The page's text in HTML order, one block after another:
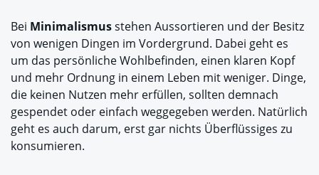
Bei Minimalismusstehen Aussortieren und der Besitz
von wenigen Dingen im Vordergrund. Dabei geht es
um das persönliche Wohlbefinden, einen klaren Kopf
und mehr Ordnung in einem Leben mit weniger. Dinge,
die keinen Nutzen mehr erfüllen, sollten demnach
gespendet oder einfach weggegeben werden. Natürlich
geht es auch darum, erst gar nichts Überflüssiges zu
konsumieren.